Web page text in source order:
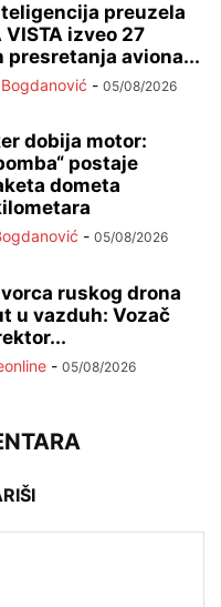
preuzela
VISTA izveo 27
presretanja aviona...
- 05/08/2026
dobija motor:
postaje
dometa
- 05/08/2026
ruskog drona
u vazduh: Vozač
- 05/08/2026